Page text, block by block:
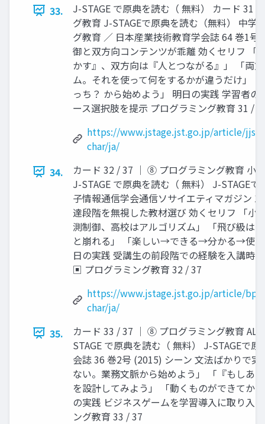
33.
J-STAGE で原典を読む（ 無料） カード 31
グ教育 J-STAGEで原典を読む（無料） 中学
グ教育 ／ 日本産業技術教育学会誌 64 巻1号
御と双方向コンテンツが乖離 効くセリフ 「
かす』、双方向は『人とつながる』」 「両
ム。それを使って何をするかが違うだけ」
っち？ から始めよう」 明日の実践 学習者の
ース選択肢を提示 プログラミング教育 31 /
https://www.jstage.jst.go.jp/article/
char/ja/
34.
カード 32 / 37 │ ⑧ プログラミング教育 小
J-STAGE で原典を読む（ 無料） J-STAGE
子情報通信学会通信ソサイエティマガジン
達段階を無視した教材選び 効くセリフ 「小
測制御、高校はアルゴリズム」 「飛び級は
と崩れる」 「楽しい→できる→分かる→使
日の実践 受講生の前段階での経験を入講時
▣ プログラミング教育 32 / 37
https://www.jstage.jst.go.jp/article/
char/ja/
35.
カード 33 / 37 │ ⑧ プログラミング教育 AL
STAGE で原典を読む（ 無料） J-STAGEで
会誌 36 巻2号 (2015) シーン 文法ばかりで
ない。業務文脈から始めよう」 「『もしあ
を設計してみよう」 「動くものができてか
の実践 ビジネスゲームを学習導入に取り入
ング教育 33 / 37